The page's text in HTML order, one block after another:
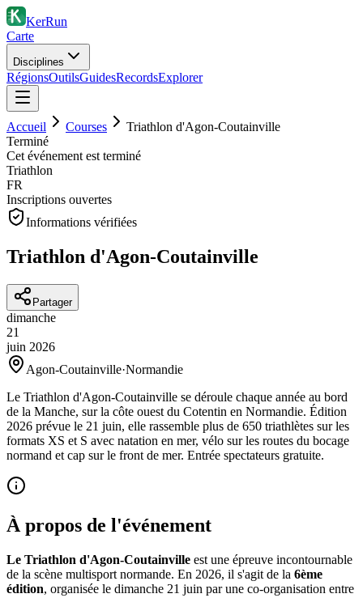
KerRun
Carte
Disciplines
RégionsOutilsGuidesRecordsExplorer
Accueil Courses
Triathlon d'Agon-Coutainville
Terminé
Cet événement est terminé
Triathlon
FR
Inscriptions ouvertes
Informations vérifiées
Triathlon d'Agon-Coutainville
Partager
dimanche
21
juin 2026
Agon-Coutainville·Normandie
Le Triathlon d'Agon-Coutainville se déroule chaque année au bord
de la Manche, sur la côte ouest du Cotentin en Normandie. Édition
2026 prévue le 21 juin, elle rassemble plus de 650 triathlètes sur les
formats XS et S avec natation en mer, vélo sur les routes du bocage
normand et cap sur le front de mer. Entrée spectateurs gratuite.
À propos de l'événement
Le Triathlon d'Agon-Coutainville est une épreuve incontournable
de la scène multisport normande. En 2026, il s'agit de la 6ème
édition, organisée le dimanche 21 juin par une co-organisation entre